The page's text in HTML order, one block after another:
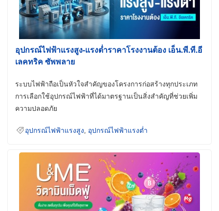
อุปกรณ์ไฟฟ้าแรงสูง-แรงต่ำราคาโรงงานต้อง เอ็น.พี.ที.อี
เลคทริค ซัพพลาย
ระบบไฟฟ้าถือเป็นหัวใจสำคัญของโครงการก่อสร้างทุกประเภท
การเลือกใช้อุปกรณ์ไฟฟ้าที่ได้มาตรฐานเป็นสิ่งสำคัญที่ช่วยเพิ่ม
ความปลอดภัย
อุปกรณ์ไฟฟ้าแรงสูง อุปกรณ์ไฟฟ้าแรงต่ำ